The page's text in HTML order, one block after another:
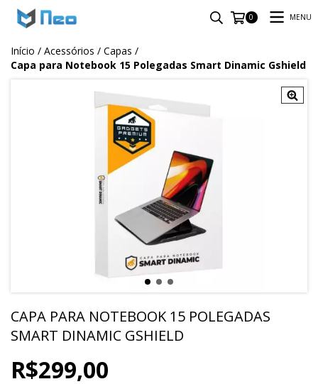
0 MENU
Início / Acessórios / Capas /
Capa para Notebook 15 Polegadas Smart Dinamic Gshield
CAPA PARA NOTEBOOK 15 POLEGADAS
SMART DINAMIC GSHIELD
R$299,00